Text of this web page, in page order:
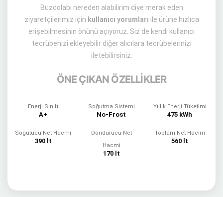
Buzdolabı nereden alabilirim diye merak eden
ziyaretçilerimiz için kullanıcı yorumları ile ürüne hızlıca
erişebilmesinin önünü açıyoruz. Siz de kendi kullanıcı
tecrübenizi ekleyebilir diğer alıcılara tecrübelerinizi
iletebilirsiniz.
ÖNE ÇIKAN ÖZELLİKLER
Enerji Sınıfı
A+
Soğutma Sistemi
No-Frost
Yıllık Enerji Tüketimi
475 kWh
Soğutucu Net Hacmi
390 lt
Dondurucu Net
Hacmi
170 lt
Toplam Net Hacim
560 lt